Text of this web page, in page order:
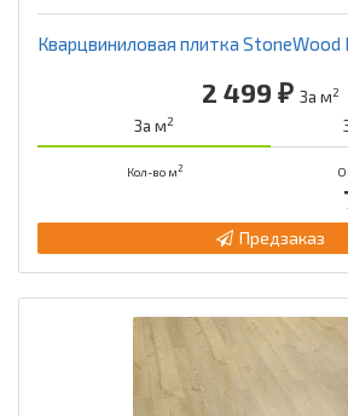
Кварцвиниловая плитка StoneWood
2 499 ₽ За м2
За м2
Кол-во м2
Предзаказ